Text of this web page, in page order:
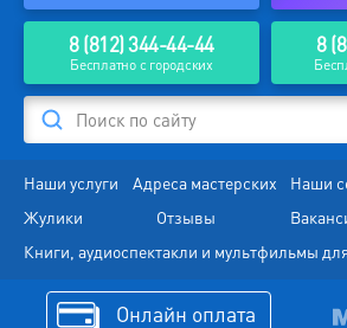
8 (812) 344-44-44
Бесплатно с городских
8
Поиск по сайту
Наши услуги Адреса мастерских Наши
Жулики
Отзывы
Книги, аудиоспектакли и мультфильмы
Онлайн оплата